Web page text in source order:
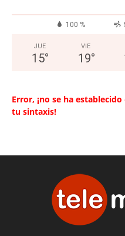
100 %
JUE
15°
VIE
19°
Error, ¡no se ha
tu sintaxis!